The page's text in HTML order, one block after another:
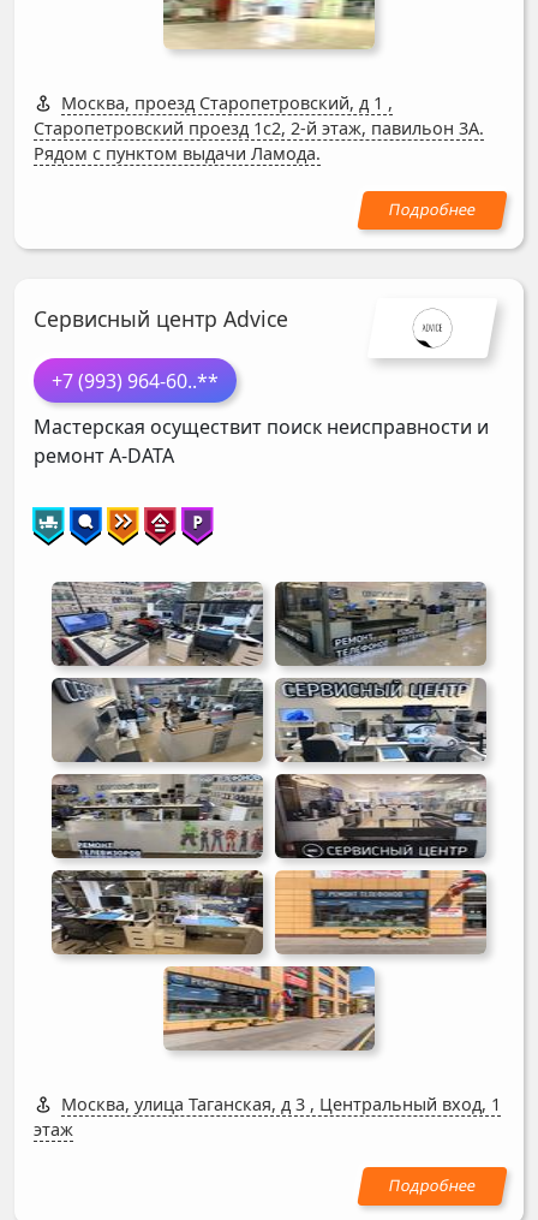
Москва, проезд Старопетровский, д 1 ,
Старопетровский проезд 1с2, 2-й этаж, павильон 3А.
Рядом с пунктом выдачи Ламода.
Сервисный центр Advice
+7 (993) 964-60..**
Мастерская осуществит поиск неисправности и
ремонтA-DATA
Москва, улица Таганская, д 3 , Центральный вход, 1
этаж